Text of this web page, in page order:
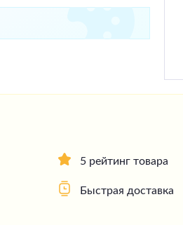
5 рейтинг товара
Быстрая доставка